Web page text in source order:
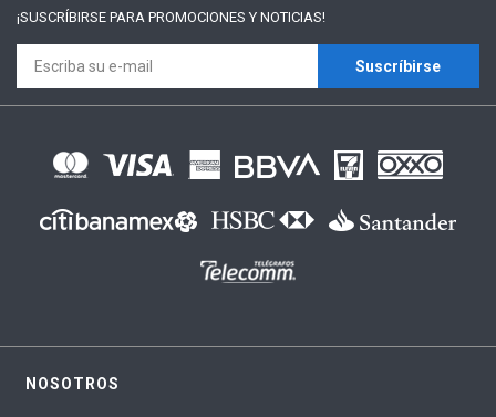
¡SUSCRÍBIRSE PARA PROMOCIONES Y NOTICIAS!
Suscríbirse
NOSOTROS